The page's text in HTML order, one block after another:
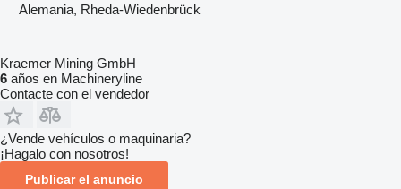
Alemania, Rheda-Wiedenbrück
Kraemer Mining GmbH
6 años en Machineryline
Contacte con el vendedor
¿Vende vehículos o maquinaria?
¡Hagalo con nosotros!
Publicar el anuncio